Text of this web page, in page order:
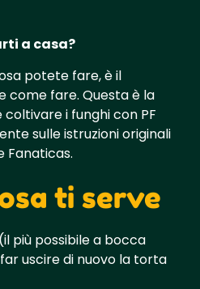
a casa?
potete fare, è il
come fare. Questa è la
i funghi con PF
sulle istruzioni originali
Fanaticas.
ti serve
più possibile a bocca
uscire di nuovo la torta